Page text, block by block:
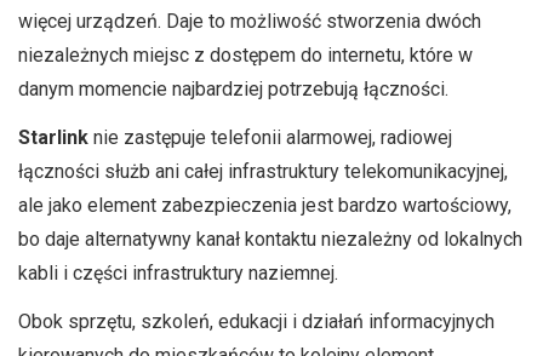
więcej urządzeń. Daje to możliwość stworzenia dwóch
niezależnych miejsc z dostępem do internetu, które w
danym momencie najbardziej potrzebują łączności.
Starlink nie zastępuje telefonii alarmowej, radiowej
łączności służb ani całej infrastruktury telekomunikacyjnej,
ale jako element zabezpieczenia jest bardzo wartościowy,
bo daje alternatywny kanał kontaktu niezależny od lokalnych
kabli i części infrastruktury naziemnej.
Obok sprzętu, szkoleń, edukacji i działań informacyjnych